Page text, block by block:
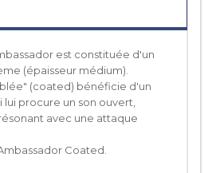
est constituée d'un
(épaisseur médium).
(coated) bénéficie d'un
lui procure un son ouvert,
avec une attaque
Coated.